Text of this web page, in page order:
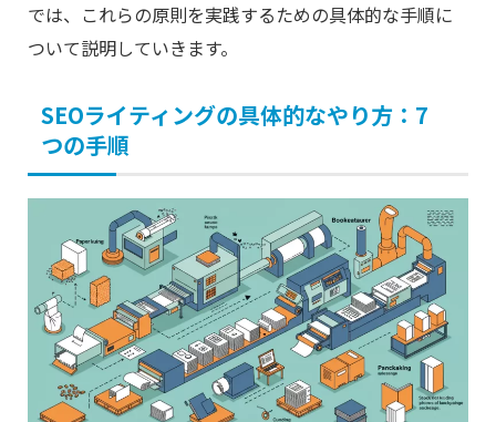
では、これらの原則を実践するための具体的な手順に
ついて説明していきます。
SEOライティングの具体的なやり方：7
つの手順